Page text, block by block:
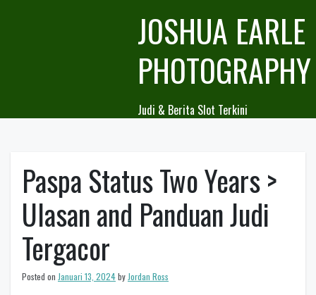
JOSHUA EARLE
PHOTOGRAPHY
Judi & Berita Slot Terkini
Paspa Status Two Years >
Ulasan and Panduan Judi
Tergacor
Posted on Januari 13, 2024by Jordan Ross